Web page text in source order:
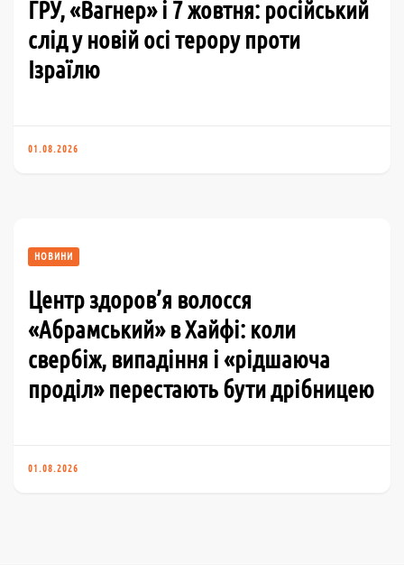
ГРУ, «Вагнер» і 7 жовтня: російський
слід у новій осі терору проти
Ізраїлю
01.08.2026
НОВИНИ
Центр здоров’я волосся
«Абрaмський» в Хайфі: коли
свербіж, випадіння і «рідшаюча
проділ» перестають бути дрібницею
01.08.2026